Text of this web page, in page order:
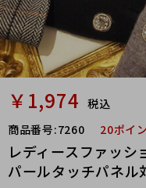
￥1,974 税込
商品番号:7260 20ポイ
レディースファッ
パールタッチパネル